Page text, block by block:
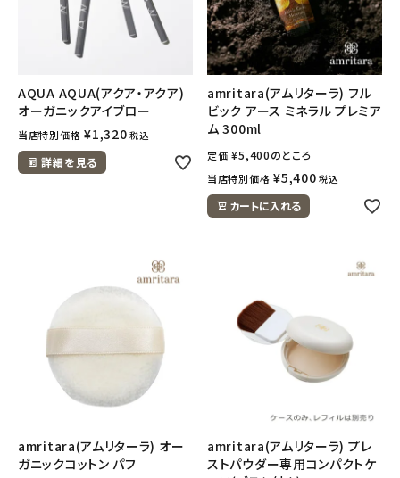
AQUA AQUA(アクア・アクア)
オーガニックアイブロー
当店特別価格 ¥1,320 税込
詳細を見る
amritara(アムリターラ) フル
ビック アース ミネラル プレミア
ム 300ml
定価 ¥5,400のところ
当店特別価格 ¥5,400 税込
カートに入れる
amritara(アムリターラ) オー
ガニックコットン パフ
amritara(アムリターラ) プレ
ストパウダー専用コンパクトケ